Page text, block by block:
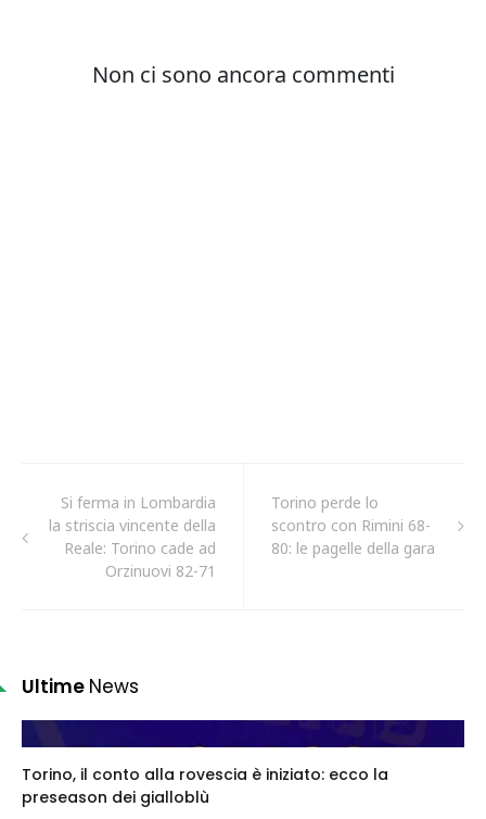
Si ferma in Lombardia
la striscia vincente della
Reale: Torino cade ad
Orzinuovi 82-71
Torino perde lo
scontro con Rimini 68-
80: le pagelle della gara
Ultime News
Torino, il conto alla rovescia è iniziato: ecco la
preseason dei gialloblù